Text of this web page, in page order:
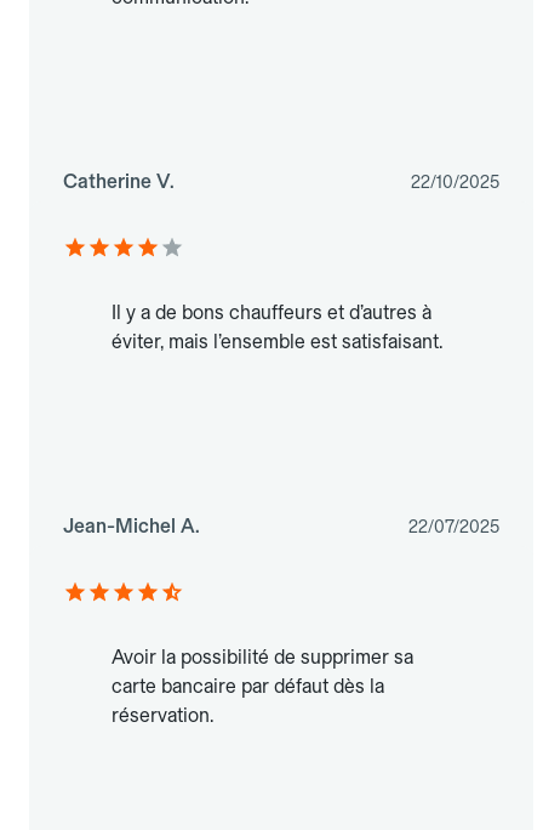
Catherine V. 22/10/2025
Il y a de bons chauffeurs et d’autres à
éviter, mais l’ensemble est satisfaisant.
Jean-Michel A. 22/07/2025
Avoir la possibilité de supprimer sa
carte bancaire par défaut dès la
réservation.